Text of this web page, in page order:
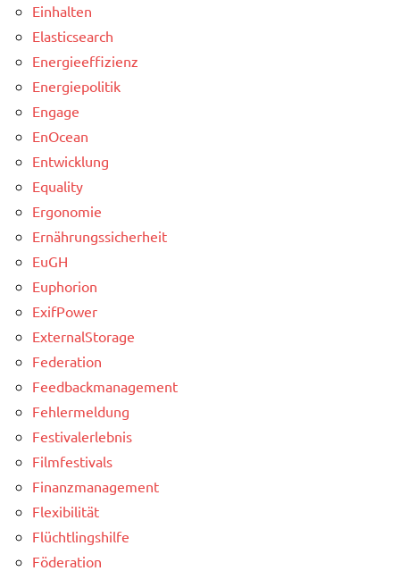
Einhalten
Elasticsearch
Energieeffizienz
Energiepolitik
Engage
EnOcean
Entwicklung
Equality
Ergonomie
Ernährungssicherheit
EuGH
Euphorion
ExifPower
ExternalStorage
Federation
Feedbackmanagement
Fehlermeldung
Festivalerlebnis
Filmfestivals
Finanzmanagement
Flexibilität
Flüchtlingshilfe
Föderation